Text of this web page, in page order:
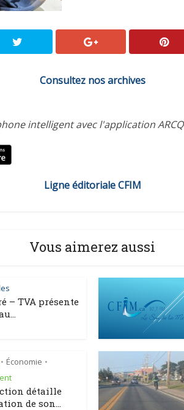
Consultez nos archives
intelligent avec l'application ARCQ
Ligne éditoriale CFIM
Vous aimerez aussi
– TVA présente
• Économie •
détaille
de son...